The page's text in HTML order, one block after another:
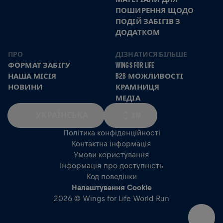
ПОШИРЕННЯ ЩОДО
ПОДІЙ ЗАБІГІВ З
ДОДАТКОМ
ПРО
ФОРМАТ ЗАБІГУ
НАША МІСІЯ
НОВИНИ
ДІЗНАТИСЯ БІЛЬШЕ
WINGS FOR LIFE
B2B МОЖЛИВОСТІ
КРАМНИЦЯ
МЕДІА
Політика конфіденційності
Контактна інформація
Умови користування
Інформація про доступність
Код поведінки
Налаштування Cookie
2026 © Wings for Life World Run